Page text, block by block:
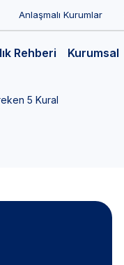
Anlaşmalı Kurumlar
Rehberi Kurumsal
5 Kural